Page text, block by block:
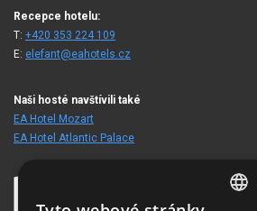
Recepce hotelu:
T: +420 353 224 109
E: elefant@eahotels.cz
Naši hosté navštívili také
EA Hotel Mozart
EA Hotel Atlantic Palace